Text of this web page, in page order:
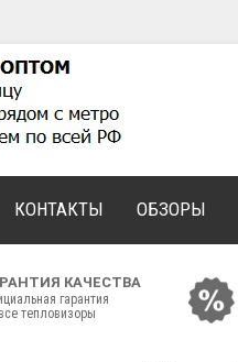
КОНТАКТЫ ОБЗОРЫ
КАЧЕСТВА
гарантия
тепловизоры